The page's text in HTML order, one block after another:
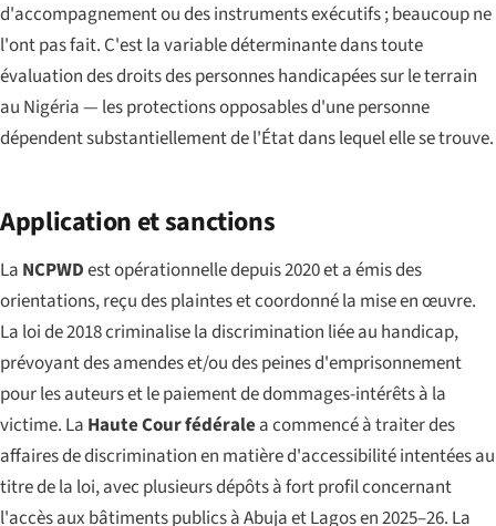
d'accompagnement ou des instruments exécutifs ; beaucoup ne
l'ont pas fait. C'est la variable déterminante dans toute
évaluation des droits des personnes handicapées sur le terrain
au Nigéria — les protections opposables d'une personne
dépendent substantiellement de l'État dans lequel elle se trouve.
Application et sanctions
La NCPWDest opérationnelle depuis 2020 et a émis des
orientations, reçu des plaintes et coordonné la mise en œuvre.
La loi de 2018 criminalise la discrimination liée au handicap,
prévoyant des amendes et/ou des peines d'emprisonnement
pour les auteurs et le paiement de dommages-intérêts à la
victime. La Haute Cour fédéralea commencé à traiter des
affaires de discrimination en matière d'accessibilité intentées au
titre de la loi, avec plusieurs dépôts à fort profil concernant
l'accès aux bâtiments publics à Abuja et Lagos en 2025–26. La